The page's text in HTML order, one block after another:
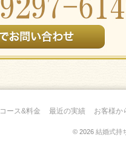
コース&料金 最近の実績 お客様か
© 2026 結婚式持